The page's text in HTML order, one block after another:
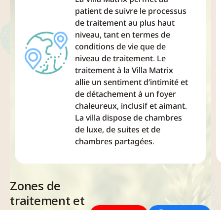
patient de suivre le processus
de traitement au plus haut
niveau, tant en termes de
conditions de vie que de
niveau de traitement. Le
traitement à la Villa Matrix
allie un sentiment d’intimité et
de détachement à un foyer
chaleureux, inclusif et aimant.
La villa dispose de chambres
de luxe, de suites et de
chambres partagées.
Zones de
traitement et